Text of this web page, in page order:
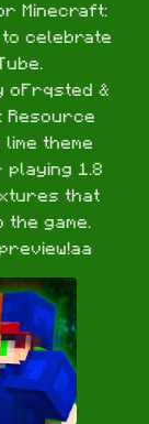
Minecraft:
celebrate
oFrqsted &
Resource
theme
playing 1.8
that
game.